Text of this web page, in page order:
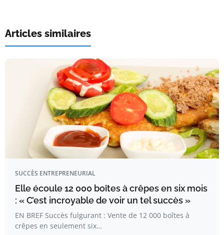
Articles similaires
SUCCÈS ENTREPRENEURIAL
Elle écoule 12 000 boîtes à crêpes en six mois
: « C’est incroyable de voir un tel succès »
EN BREF Succès fulgurant : Vente de 12 000 boîtes à
crêpes en seulement six…